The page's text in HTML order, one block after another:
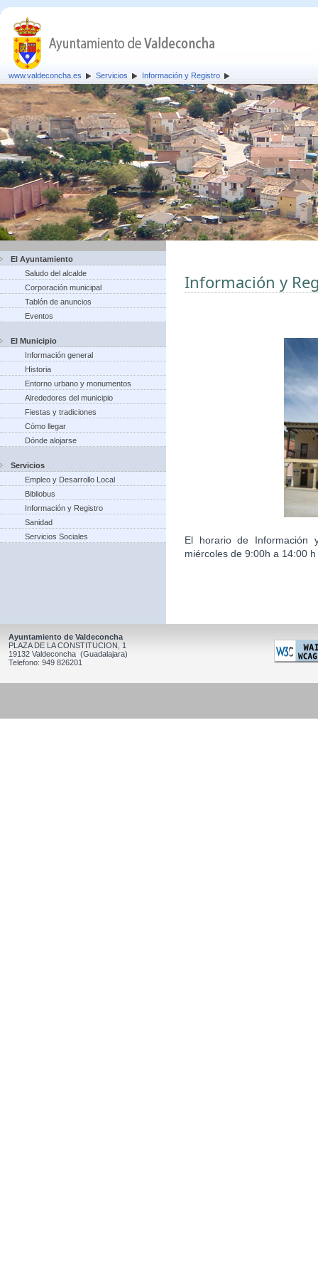
www.valdeconcha.es Servicios Información y Registro
El Ayuntamiento
Saludo del alcalde
Corporación municipal
Tablón de anuncios
Eventos
El Municipio
Información general
Historia
Entorno urbano y monumentos
Alrededores del municipio
Fiestas y tradiciones
Cómo llegar
Dónde alojarse
Servicios
Empleo y Desarrollo Local
Bibliobus
Información y Registro
Sanidad
Servicios Sociales
Información y
El horario de Información
miércoles de 9:00h a 14:00
Ayuntamiento de Valdeconcha
PLAZA DE LA CONSTITUCION, 1
19132 Valdeconcha (Guadalajara)
Telefono: 949 826201